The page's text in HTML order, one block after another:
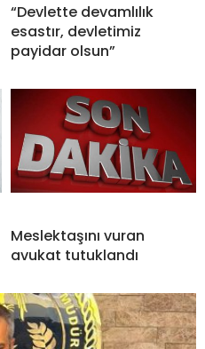
“Devlette devamlılık
esastır, devletimiz
payidar olsun”
Meslektaşını vuran
avukat tutuklandı